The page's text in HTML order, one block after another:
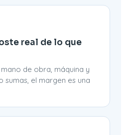
real de lo que
de obra, máquina y
sumas, el margen es una